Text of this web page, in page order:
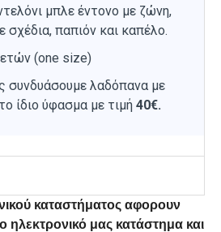
μπλε έντονο με ζώνη,
σχέδια, παπιόν και καπέλο.
(one size)
συνδυάσουμε λαδόπανα με
ίδιο ύφασμα με τιμή 40€.
καταστήματος αφορουν
μας κατάστημα και